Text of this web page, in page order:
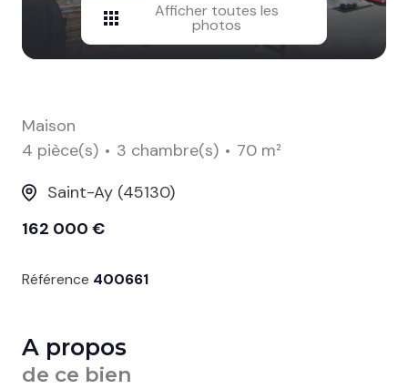
Afficher toutes les
photos
Maison
4 pièce(s)
3 chambre(s)
70 m²
Saint-Ay (45130)
162 000 €
Référence 400661
A propos
de ce bien